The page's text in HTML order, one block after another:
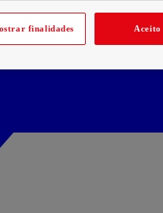
finalidades Aceito